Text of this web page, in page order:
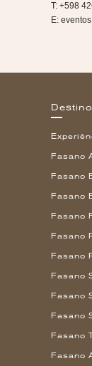
T: +598
E:
Fasano
Fasano
Fasano
Fasano
Fasano
Fasano
Fasano
Fasano
Fasano
Fasano
Fasano